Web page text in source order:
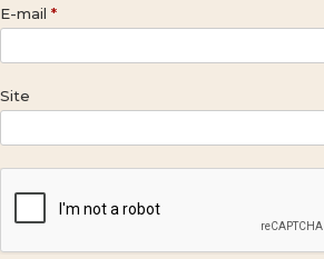
E-mail *
Site